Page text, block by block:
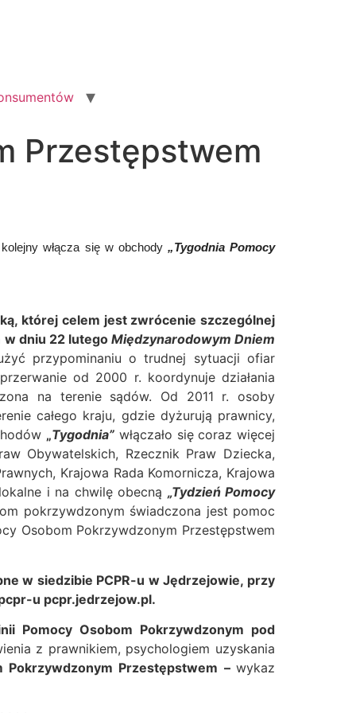
Przestępstwem
włącza się w obchody „Tygodnia Pomocy
której celem jest zwrócenie szczególnej
w dniu 22 lutego Międzynarodowym Dniem
przypominaniu o trudnej sytuacji ofiar
od 2000 r. koordynuje działania
na terenie sądów. Od 2011 r. osoby
całego kraju, gdzie dyżurują prawnicy,
„Tygodnia” włączało się coraz więcej
Obywatelskich, Rzecznik Praw Dziecka,
Krajowa Rada Komornicza, Krajowa
i na chwilę obecną „Tydzień Pomocy
pokrzywdzonym świadczona jest pomoc
Osobom Pokrzywdzonym Przestępstwem
w siedzibie PCPR-u w Jędrzejowie, przy
u pcpr.jedrzejow.pl.
Pomocy Osobom Pokrzywdzonym pod
z prawnikiem, psychologiem uzyskania
Pokrzywdzonym Przestępstwem – wykaz